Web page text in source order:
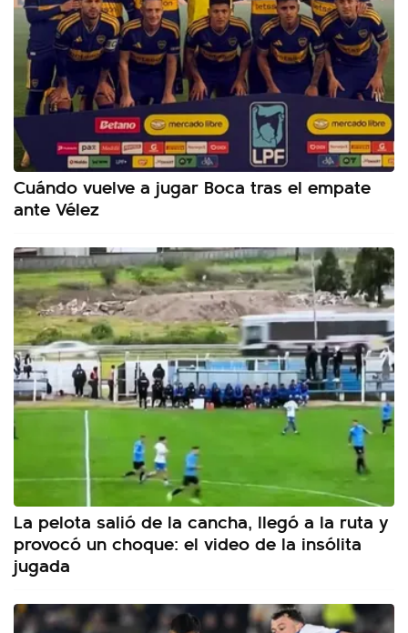
Cuándo vuelve a jugar Boca tras el empate
ante Vélez
La pelota salió de la cancha, llegó a la ruta y
provocó un choque: el video de la insólita
jugada